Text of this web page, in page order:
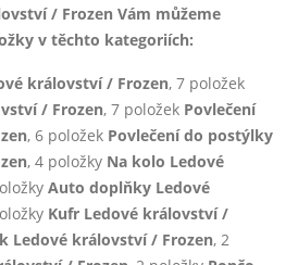
/ Frozen Vám můžeme
v těchto kategoriích:
království / Frozen, 7 položek
/ Frozen, 7 položek Povlečení
, 6 položek Povlečení do postýlky
, 4 položky Na kolo Ledové
Auto doplňky Ledové
Kufr Ledové království /
Ledové království / Frozen, 2